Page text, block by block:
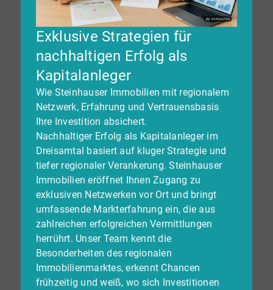
Exklusive Strategien für
nachhaltigen Erfolg als
Kapitalanleger
Wie Steinhauser Immobilien mit regionalem
Netzwerk, Erfahrung und Vertrauensbasis
Ihre Investition absichert.
Nachhaltiger Erfolg als Kapitalanleger im
Dreisamtal basiert auf kluger Strategie und
tiefer regionaler Verankerung. Steinhauser
Immobilien eröffnet Ihnen Zugang zu
exklusiven Netzwerken vor Ort und bringt
umfassende Markterfahrung ein, die aus
zahlreichen erfolgreichen Vermittlungen
herrührt. Unser Team kennt die
Besonderheiten des regionalen
Immobilienmarktes, erkennt Chancen
frühzeitig und weiß, wo sich Investitionen